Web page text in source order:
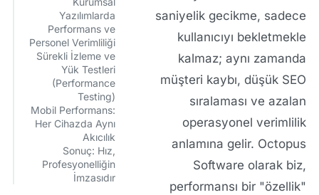
Yazılımlarda
Performans ve
Personel Verimliliği
Sürekli İzleme ve
Yük Testleri
(Performance
Testing)
Mobil Performans:
Her Cihazda Aynı
Akıcılık
Sonuç: Hız,
Profesyonelliğin
İmzasıdır
saniyelik gecikme, sadece
kullanıcıyı bekletmekle
kalmaz; aynı zamanda
müşteri kaybı, düşük SEO
sıralaması ve azalan
operasyonel verimlilik
anlamına gelir. Octopus
Software olarak biz,
performansı bir "özellik"